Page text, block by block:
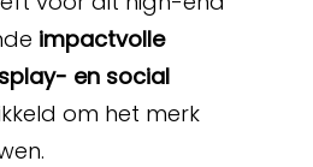
impactvolle
en social
om het merk